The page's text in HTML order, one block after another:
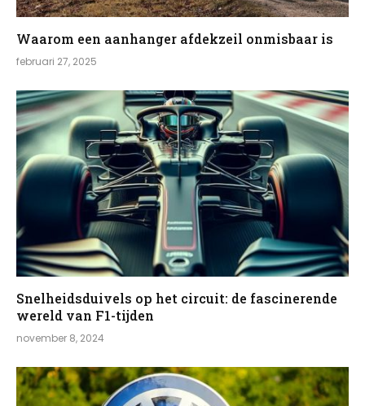
Waarom een aanhanger afdekzeil onmisbaar is
februari 27, 2025
Snelheidsduivels op het circuit: de fascinerende
wereld van F1-tijden
november 8, 2024